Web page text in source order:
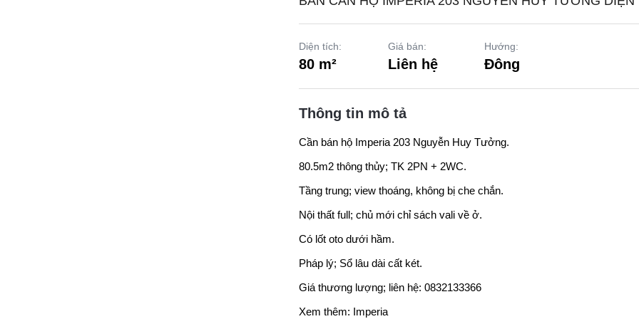
Diện tích:
80 m²
Giá bán:
Liên hệ
Hướng:
Đông
Thông tin mô tả
Cần bán hộ Imperia 203 Nguyễn Huy Tưởng.
80.5m2 thông thủy; TK 2PN + 2WC.
Tầng trung; view thoáng, không bị che chắn.
Nội thất full; chủ mới chỉ sách vali về ở.
Có lốt oto dưới hầm.
Pháp lý; Sổ lâu dài cất két.
Giá thương lượng; liên hệ: 0832133366
Xem thêm: Imperia